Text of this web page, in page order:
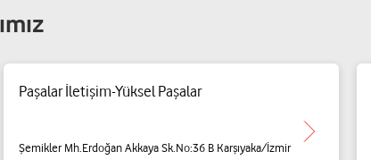
Paşalar İletişim-Yüksel Paşalar
Şemikler Mh.Erdoğan Akkaya Sk.No:36 B Karşıyaka/İzmir